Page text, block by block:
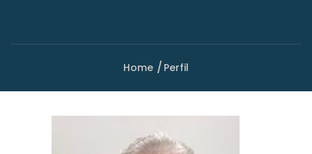
Home Perfil